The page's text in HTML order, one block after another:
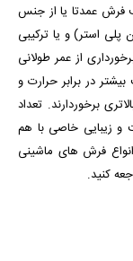
فرش عمدتا یا از جنس
پلی استر) و یا ترکیبی
از عمر طولانی
در برابر حرارت و
برخوردارند. تعداد
که با ظرافت و زیبایی خاصی با هم
فرش های ماشینی
کنید.